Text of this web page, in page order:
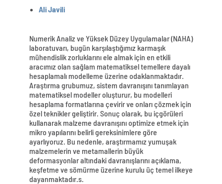
Ali Javili
Numerik Analiz ve Yüksek Düzey Uygulamalar (NAHA)
laboratuvarı, bugün karşılaştığımız karmaşık
mühendislik zorluklarını ele almak için en etkili
aracımız olan sağlam matematiksel temellere dayalı
hesaplamalı modelleme üzerine odaklanmaktadır.
Araştırma grubumuz, sistem davranışını tanımlayan
matematiksel modeller oluşturur, bu modelleri
hesaplama formatlarına çevirir ve onları çözmek için
özel teknikler geliştirir. Sonuç olarak, bu içgörüleri
kullanarak malzeme davranışını optimize etmek için
mikro yapılarını belirli gereksinimlere göre
ayarlıyoruz. Bu nedenle, araştırmamız yumuşak
malzemelerin ve metamallerin büyük
deformasyonlar altındaki davranışlarını açıklama,
keşfetme ve sömürme üzerine kurulu üç temel ilkeye
dayanmaktadır.s.